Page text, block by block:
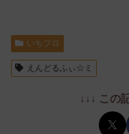
いちプロ
えんどるふぃ☆ミ
↓↓↓ この